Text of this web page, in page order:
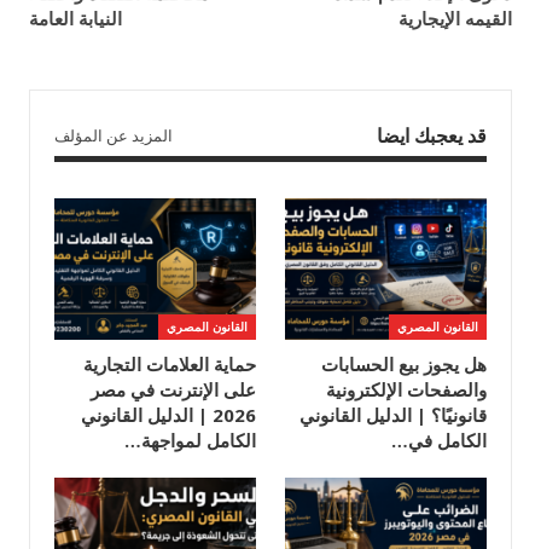
القيمه الإيجارية
النيابة العامة
قد يعجبك ايضا المزيد عن المؤلف
القانون المصري
هل يجوز بيع الحسابات
والصفحات الإلكترونية
قانونيًا؟ | الدليل القانوني
الكامل في…
القانون المصري
حماية العلامات التجارية
على الإنترنت في مصر
2026 | الدليل القانوني
الكامل لمواجهة…